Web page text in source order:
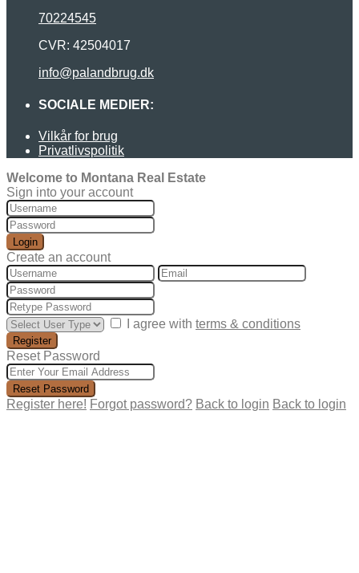
70224545
CVR: 42504017
info@palandbrug.dk
SOCIALE MEDIER:
Vilkår for brug
Privatlivspolitik
Welcome to Montana Real Estate
Sign into your account
Login
Create an account
I agree with terms & conditions
Register
Reset Password
Reset Password
Register here! Forgot password? Back to login Back to login